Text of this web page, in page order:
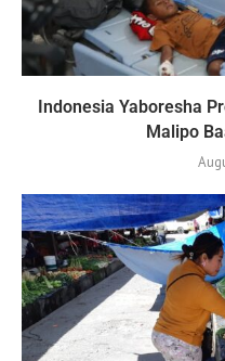
Indonesia Yaboresha
Malipo